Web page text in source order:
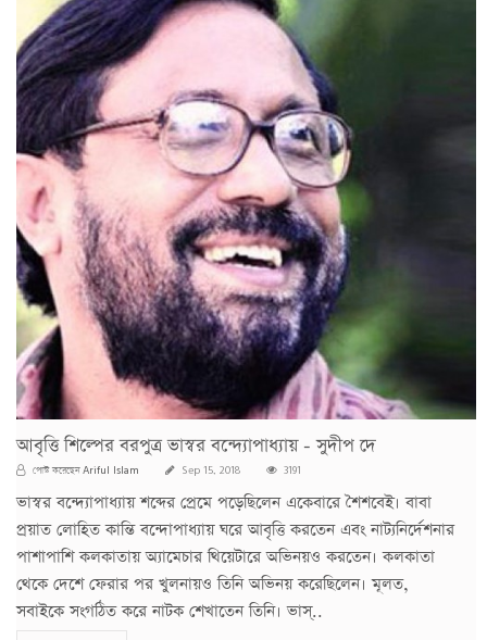
আবৃত্তি শিল্পের বরপুত্র ভাস্বর বন্দ্যোপাধ্যায় - সুদীপ দে
পোস্ট করেছেনAriful Islam Sep 15, 2018 3191
ভাস্বর বন্দ্যোপাধ্যায় শব্দের প্রেমে পড়েছিলেন একেবারে শৈশবেই। বাবা
প্রয়াত লোহিত কান্তি বন্দোপাধ্যায় ঘরে আবৃত্তি করতেন এবং নাট্যনির্দেশনার
পাশাপাশি কলকাতায় অ্যামেচার থিয়েটারে অভিনয়ও করতেন। কলকাতা
থেকে দেশে ফেরার পর খুলনায়ও তিনি অভিনয় করেছিলেন। মূলত,
সবাইকে সংগঠিত করে নাটক শেখাতেন তিনি। ভাস্..